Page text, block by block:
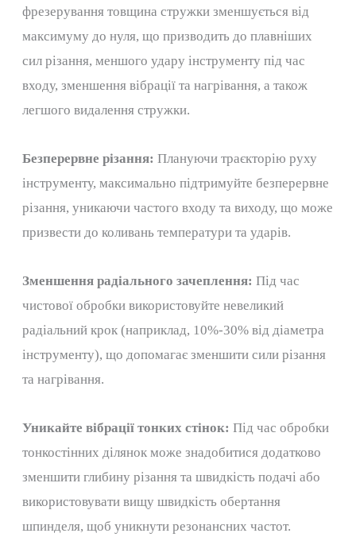
фрезерування товщина стружки зменшується від
максимуму до нуля, що призводить до плавніших
сил різання, меншого удару інструменту під час
входу, зменшення вібрації та нагрівання, а також
легшого видалення стружки.
Безперервне різання: Плануючи траєкторію руху
інструменту, максимально підтримуйте безперервне
різання, уникаючи частого входу та виходу, що може
призвести до коливань температури та ударів.
Зменшення радіального зачеплення: Під час
чистової обробки використовуйте невеликий
радіальний крок (наприклад, 10%-30% від діаметра
інструменту), що допомагає зменшити сили різання
та нагрівання.
Уникайте вібрації тонких стінок: Під час обробки
тонкостінних ділянок може знадобитися додатково
зменшити глибину різання та швидкість подачі або
використовувати вищу швидкість обертання
шпинделя, щоб уникнути резонансних частот.